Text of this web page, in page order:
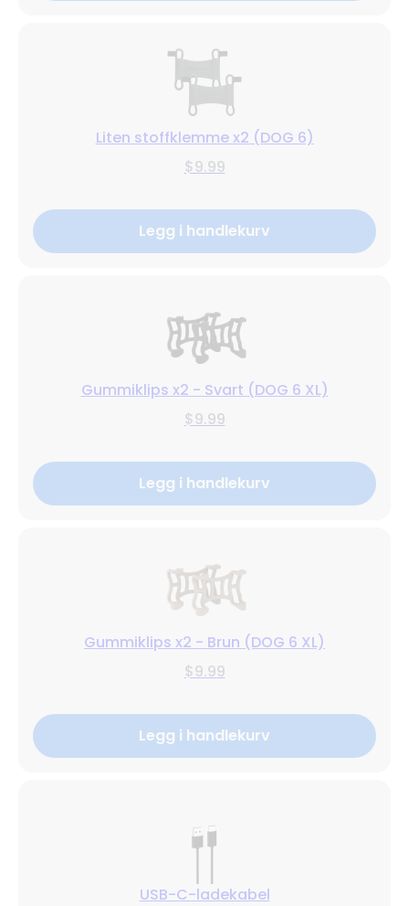
Liten stoffklemme x2 (DOG 6)
$9.99
Legg i handlekurv
Gummiklips x2 - Svart (DOG 6 XL)
$9.99
Legg i handlekurv
Gummiklips x2 - Brun (DOG 6 XL)
$9.99
Legg i handlekurv
USB-C-ladekabel